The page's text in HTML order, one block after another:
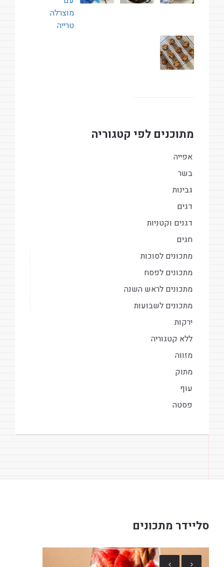
מתוכנים לפי קטגוריה
אפייה
בשר
גבינות
דגים
דגנים וקטניות
חגים
מתכונים לסוכות
מתכונים לפסח
מתכונים לראש השנה
מתכונים לשבועות
ירקות
ללא קטגוריה
מזווה
מתוק
עוף
פסטה
סליידר מתכונים